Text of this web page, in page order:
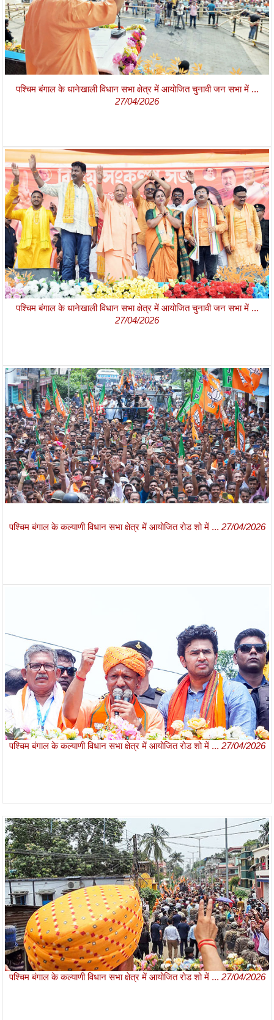
पश्चिम बंगाल के धानेखाली विधान सभा क्षेत्र में आयोजित चुनावी जन सभा में ...
27/04/2026
पश्चिम बंगाल के धानेखाली विधान सभा क्षेत्र में आयोजित चुनावी जन सभा में ...
27/04/2026
पश्चिम बंगाल के कल्याणी विधान सभा क्षेत्र में आयोजित रोड शो में ... 27/04/2026
पश्चिम बंगाल के कल्याणी विधान सभा क्षेत्र में आयोजित रोड शो में ... 27/04/2026
पश्चिम बंगाल के कल्याणी विधान सभा क्षेत्र में आयोजित रोड शो में ... 27/04/2026